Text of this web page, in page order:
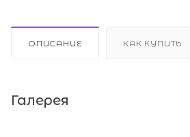
ОПИСАНИЕ КАК КУПИТЬ
Галерея